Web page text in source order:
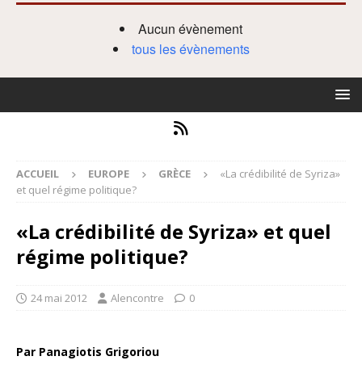
Aucun évènement
tous les évènements
ACCUEIL EUROPE GRÈCE
«La crédibilité de Syriza»
et quel régime politique?
«La crédibilité de Syriza» et quel
régime politique?
24 mai 2012 Alencontre 0
Par Panagiotis Grigoriou